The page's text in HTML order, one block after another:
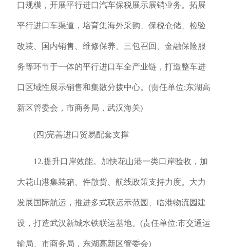
口规模，开展平行进口汽车保税展示展销业务。拓展
平行进口车渠道，培育集海外采购、保税仓储、检验
改装、国内销售、维修保养、三包召回、金融保险服
务等环节于一体的平行进口车全产业链，打造整车进
口区域性展示销售和集散分拨中心。(责任单位:东湖高
新区管委会，市商务局，武汉海关)
(四)完善进口贸易配套支撑
12.提升口岸效能。加快花山港一类口岸验收，加
大花山港集装箱、件散货、航线政策支持力度。大力
发展国际航运，推进多式联运示范园、临港物流园建
设，打造武汉新城水铁联运基地。(责任单位:市交通运
输局、市商务局，东湖高新区管委会)